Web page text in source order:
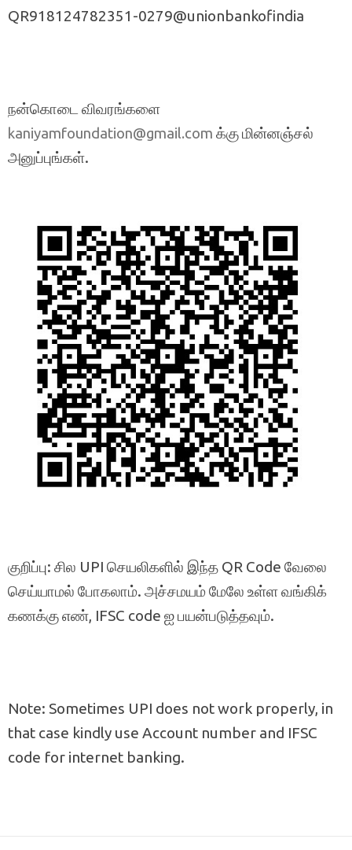
QR918124782351-0279@unionbankofindia
நன்கொடை விவரங்களை
kaniyamfoundation@gmail.com க்கு மின்னஞ்சல்
அனுப்புங்கள்.
குறிப்பு: சில UPI செயலிகளில் இந்த QR Code வேலை
செய்யாமல் போகலாம். அச்சமயம் மேலே உள்ள வங்கிக்
கணக்கு எண், IFSC code ஐ பயன்படுத்தவும்.
Note: Sometimes UPI does not work properly, in
that case kindly use Account number and IFSC
code for internet banking.